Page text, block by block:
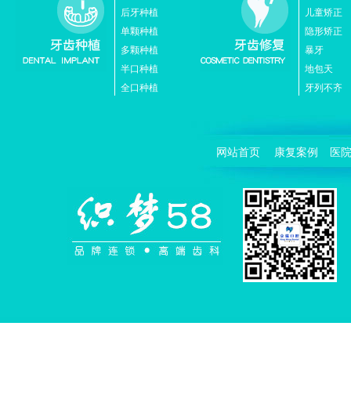
后牙种植
单颗种植
多颗种植
半口种植
全口种植
儿童矫正
隐形矫正
暴牙
地包天
牙列不齐
网站首页 康复案例 医